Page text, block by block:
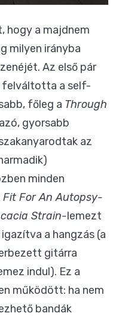
hogy a majdnem
milyen irányba
Az első pár
felváltotta a self-
főleg a Through
gyorsabb
az
minden
Fit For An Autopsy-
Strain-lemezt
a hangzás (a
gitárra
indul). Ez a
működött: ha nem
bandák